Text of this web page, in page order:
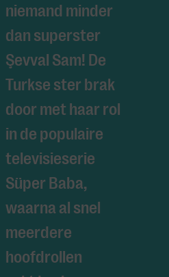
niemand minder
dan superster
Şevval Sam! De
Turkse ster brak
door met haar rol
in de populaire
televisieserie
Süper Baba,
waarna al snel
meerdere
hoofdrollen